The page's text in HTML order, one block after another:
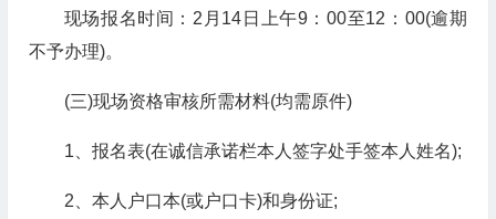
现场报名时间：2月14日上午9：00至12：00(逾期
不予办理)。
(三)现场资格审核所需材料(均需原件)
1、报名表(在诚信承诺栏本人签字处手签本人姓名);
2、本人户口本(或户口卡)和身份证;